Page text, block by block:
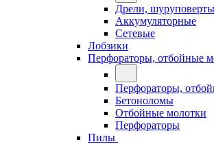
Дрели,
Аккумуляторные
Сетевые
Лобзики
Перфораторы, отбойные
Перфораторы,
Бетоноломы
Отбойные молотки
Перфораторы
Пилы